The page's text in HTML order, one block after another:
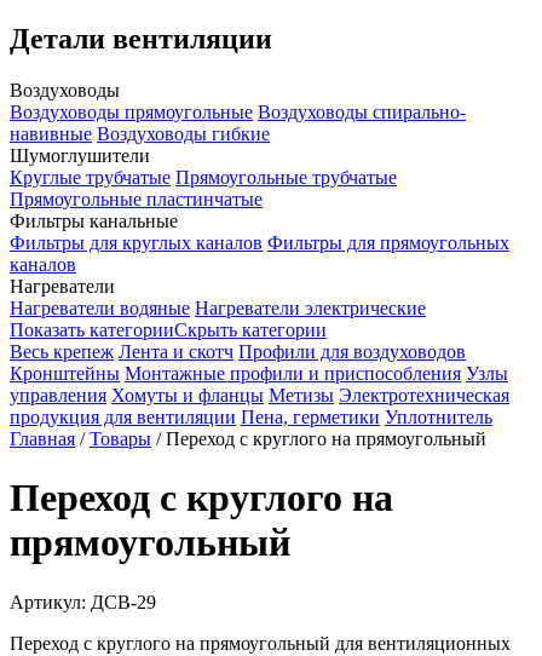
Детали вентиляции
Воздуховоды
Воздуховоды прямоугольные Воздуховоды спирально-
навивные Воздуховоды гибкие
Шумоглушители
Круглые трубчатые Прямоугольные трубчатые
Прямоугольные пластинчатые
Фильтры канальные
Фильтры для круглых каналов Фильтры для прямоугольных
каналов
Нагреватели
Нагреватели водяные Нагреватели электрические
Показать категорииСкрыть категории
Весь крепеж Лента и скотч Профили для воздуховодов
Кронштейны Монтажные профили и приспособления Узлы
управления Хомуты и фланцы Метизы Электротехническая
продукция для вентиляции Пена, герметики Уплотнитель
Главная /Товары /Переход с круглого на прямоугольный
Переход с круглого на
прямоугольный
Артикул: ДСВ-29
Переход с круглого на прямоугольный для вентиляционных